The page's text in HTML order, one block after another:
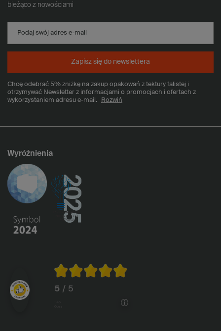
bieżąco z nowościami
Podaj swój adres e-mail
Chcę odebrać 5% zniżkę na zakup opakowań z tektury falistej i
otrzymywać Newsletter z informacjami o promocjach i ofertach z
wykorzystaniem adresu e-mail.
Rozwiń
Zapisz się do newslettera
Wyróżnienia
5 / 5